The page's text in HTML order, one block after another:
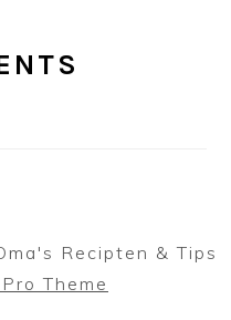
Recipten & Tips
Theme